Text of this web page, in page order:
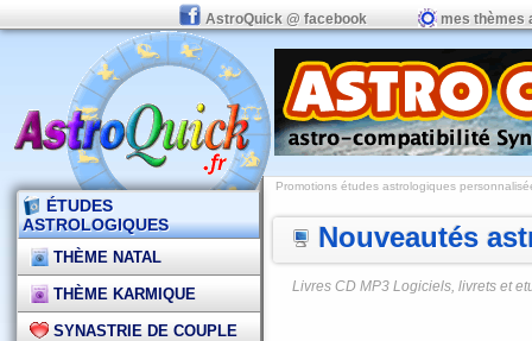
AstroQuick @ facebook mes thèmes
ÉTUDES
ASTROLOGIQUES
THÈME NATAL
THÈME KARMIQUE
SYNASTRIE DE COUPLE
Promotions études astrologiques
Nouveautés
Livres CD MP3 Logiciels, livrets et